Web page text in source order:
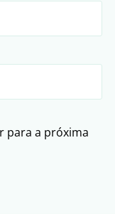
para a próxima